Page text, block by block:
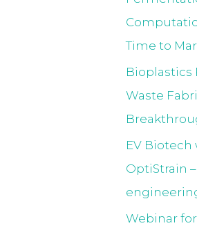
o
r
Time to
Bioplastics
Waste
EV
OptiStrain
Webinar